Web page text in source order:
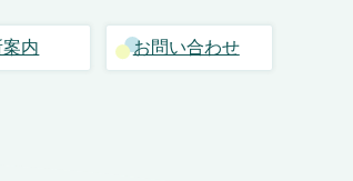
内 お問い合わせ